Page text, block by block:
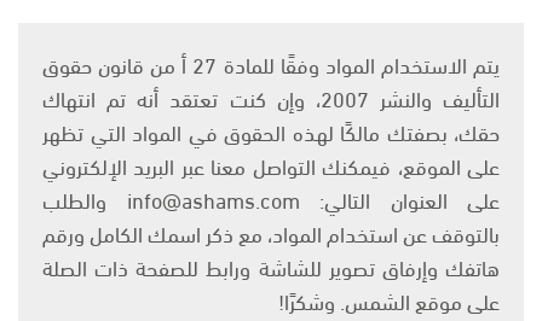
يتم الاستخدام المواد وفقًا للمادة 27 أ من قانون حقوق
التأليف والنشر 2007، وإن كنت تعتقد أنه تم انتهاك
حقك، بصفتك مالكًا لهذه الحقوق في المواد التي تظهر
على الموقع، فيمكنك التواصل معنا عبر البريد الإلكتروني
على العنوان التالي: info@ashams.com والطلب
بالتوقف عن استخدام المواد، مع ذكر اسمك الكامل ورقم
هاتفك وإرفاق تصوير للشاشة ورابط للصفحة ذات الصلة
على موقع الشمس. وشكرًا!